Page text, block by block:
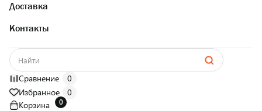
Доставка
Контакты
Сравнение
0
Избранное
0
Корзина
0